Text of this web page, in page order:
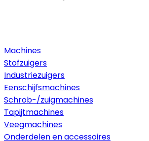
Machines
Stofzuigers
Industriezuigers
Eenschijfsmachines
Schrob-/zuigmachines
Tapijtmachines
Veegmachines
Onderdelen en accessoires